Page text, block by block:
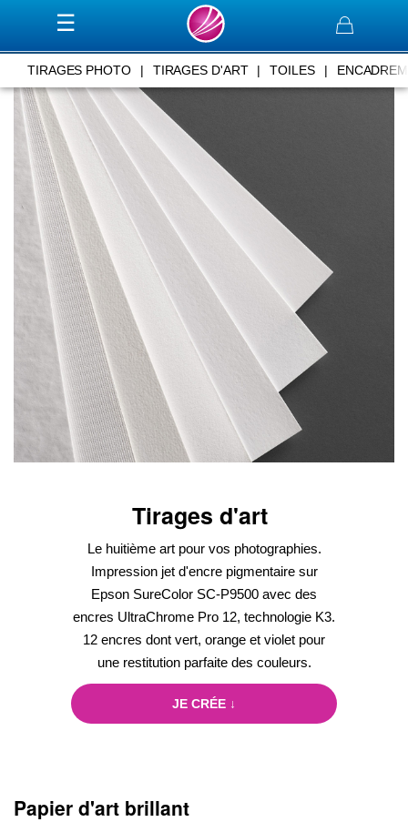
Panier
TIRAGES PHOTO | TIRAGES D'ART | TOILES |
Tirages d'art
Le huitième art pour vos photographies.
Impression jet d'encre pigmentaire sur
Epson SureColor SC-P9500 avec des
encres UltraChrome Pro 12, technologie K3.
12 encres dont vert, orange et violet pour
une restitution parfaite des couleurs.
JE CRÉE ↓
Papier d'art brillant